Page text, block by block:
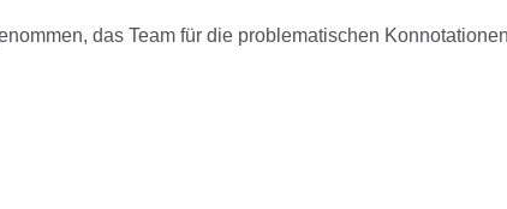
das Team für die problematischen